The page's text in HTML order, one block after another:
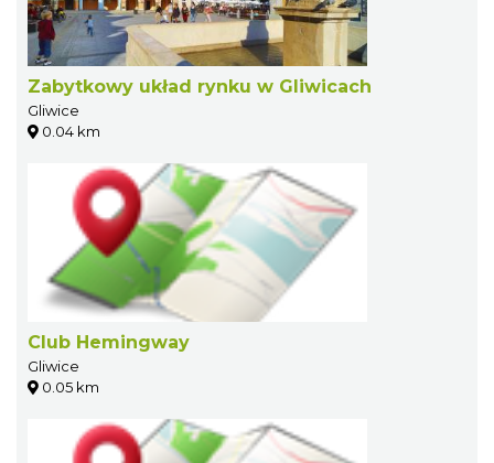
Zabytkowy układ rynku w Gliwicach
Gliwice
0.04 km
Club Hemingway
Gliwice
0.05 km